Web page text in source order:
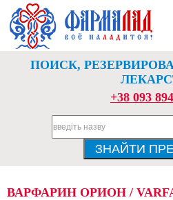
ПОИСК,
+38 093
ВАРФАРИН ОРИОН /